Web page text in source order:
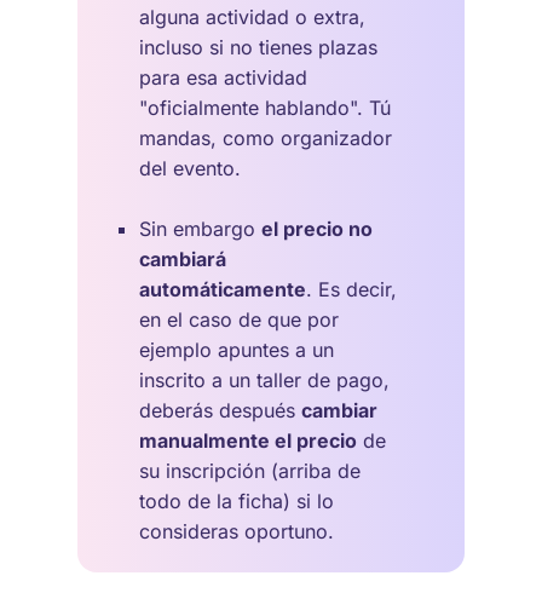
alguna actividad o extra,
incluso si no tienes plazas
para esa actividad
"oficialmente hablando". Tú
mandas, como organizador
del evento.
Sin embargoel precio no
cambiará
automáticamente. Es decir,
en el caso de que por
ejemplo apuntes a un
inscrito a un taller de pago,
deberás despuéscambiar
manualmente el precio de
su inscripción (arriba de
todo de la ficha) si lo
consideras oportuno.